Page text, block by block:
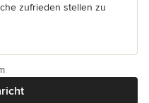
zufrieden stellen zu